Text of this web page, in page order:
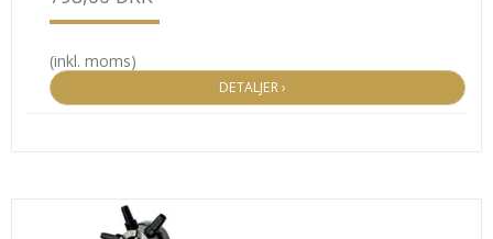
(inkl. moms)
DETALJER ›